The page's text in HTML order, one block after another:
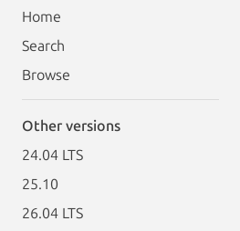
Home
Search
Browse
Other versions
24.04 LTS
25.10
26.04 LTS